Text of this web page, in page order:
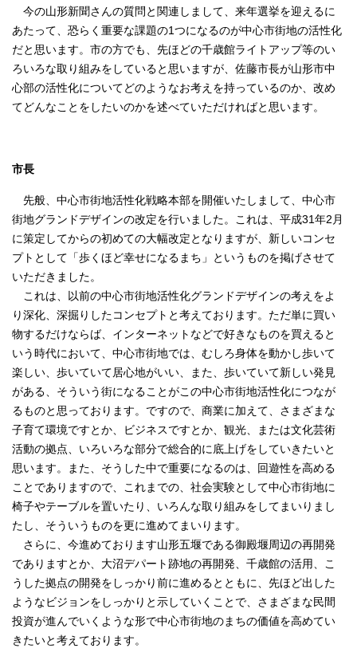
今の山形新聞さんの質問と関連しまして、来年選挙を迎えるに
あたって、恐らく重要な課題の1つになるのが中心市街地の活性化
だと思います。市の方でも、先ほどの千歳館ライトアップ等のい
ろいろな取り組みをしていると思いますが、佐藤市長が山形市中
心部の活性化についてどのようなお考えを持っているのか、改め
てどんなことをしたいのかを述べていただければと思います。
市長
先般、中心市街地活性化戦略本部を開催いたしまして、中心市
街地グランドデザインの改定を行いました。これは、平成31年2月
に策定してからの初めての大幅改定となりますが、新しいコンセ
プトとして「歩くほど幸せになるまち」というものを掲げさせて
いただきました。
これは、以前の中心市街地活性化グランドデザインの考えをよ
り深化、深掘りしたコンセプトと考えております。ただ単に買い
物するだけならば、インターネットなどで好きなものを買えると
いう時代において、中心市街地では、むしろ身体を動かし歩いて
楽しい、歩いていて居心地がいい、また、歩いていて新しい発見
がある、そういう街になることがこの中心市街地活性化につなが
るものと思っております。ですので、商業に加えて、さまざまな
子育て環境ですとか、ビジネスですとか、観光、または文化芸術
活動の拠点、いろいろな部分で総合的に底上げをしていきたいと
思います。また、そうした中で重要になるのは、回遊性を高める
ことでありますので、これまでの、社会実験として中心市街地に
椅子やテーブルを置いたり、いろんな取り組みをしてまいりまし
たし、そういうものを更に進めてまいります。
さらに、今進めております山形五堰である御殿堰周辺の再開発
でありますとか、大沼デパート跡地の再開発、千歳館の活用、こ
うした拠点の開発をしっかり前に進めるとともに、先ほど出した
ようなビジョンをしっかりと示していくことで、さまざまな民間
投資が進んでいくような形で中心市街地のまちの価値を高めてい
きたいと考えております。